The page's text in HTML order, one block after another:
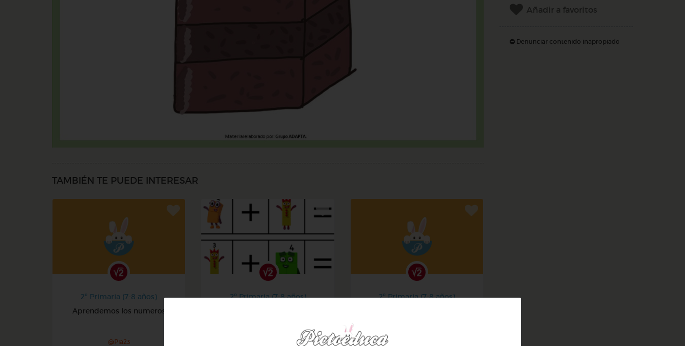
TAMBIÉN TE PUEDE INTERESAR
2º Primaria (7-8 años)
Aprendemos los numeros
@Pia23
2º Primaria (7-8 años)
2º Primaria (7-8 años)
Añadir a favoritos
Denunciar contenido inapropiado